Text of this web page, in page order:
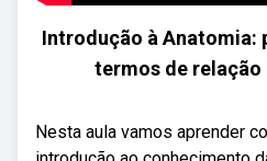
Introdução à Anatomia:
termos de
Nesta aula vamos aprender